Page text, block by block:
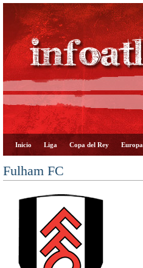
Inicio Liga Copa del Rey Europa
Fulham FC